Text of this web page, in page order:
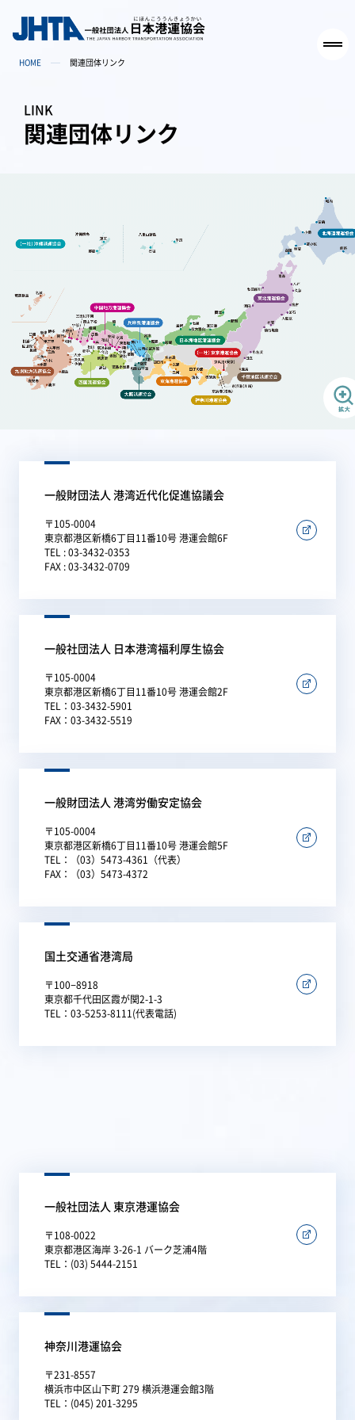
HOME 関連団体リンク
LINK
関連団体リンク
一般財団法人 港湾近代化促進協議会
〒105-0004
東京都港区新橋6丁目11番10号 港運会館6F
TEL : 03-3432-0353
FAX : 03-3432-0709
一般社団法人 日本港湾福利厚生協会
〒105-0004
東京都港区新橋6丁目11番10号 港運会館2F
TEL：03-3432-5901
FAX：03-3432-5519
一般財団法人 港湾労働安定協会
〒105-0004
東京都港区新橋6丁目11番10号 港運会館5F
TEL：（03）5473-4361（代表）
FAX：（03）5473-4372
国土交通省港湾局
〒100−8918
東京都千代田区霞が関2-1-3
TEL：03-5253-8111(代表電話)
一般社団法人 東京港運協会
〒108-0022
東京都港区海岸 3-26-1 バーク芝浦4階
TEL：(03) 5444-2151
神奈川港運協会
〒231-8557
横浜市中区山下町 279 横浜港運会館3階
TEL：(045) 201-3295